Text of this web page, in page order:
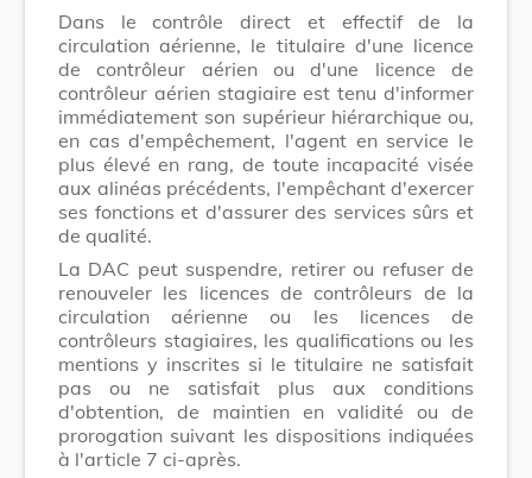
Dans le contrôle direct et effectif de la
circulation aérienne, le titulaire d'une licence
de contrôleur aérien ou d'une licence de
contrôleur aérien stagiaire est tenu d'informer
immédiatement son supérieur hiérarchique ou,
en cas d'empêchement, l'agent en service le
plus élevé en rang, de toute incapacité visée
aux alinéas précédents, l'empêchant d'exercer
ses fonctions et d'assurer des services sûrs et
de qualité.
La DAC peut suspendre, retirer ou refuser de
renouveler les licences de contrôleurs de la
circulation aérienne ou les licences de
contrôleurs stagiaires, les qualifications ou les
mentions y inscrites si le titulaire ne satisfait
pas ou ne satisfait plus aux conditions
d'obtention, de maintien en validité ou de
prorogation suivant les dispositions indiquées
à l'article 7 ci-après.